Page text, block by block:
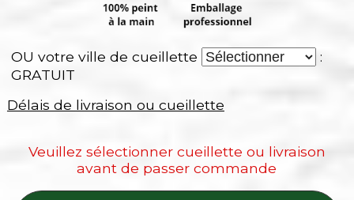
OU votre ville de cueillette
:
GRATUIT
Délais de livraison ou cueillette
Veuillez sélectionner cueillette ou livraison
avant de passer commande